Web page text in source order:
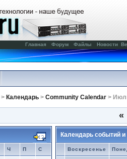
Главная Форум Файлы Новости
> Календарь > Community Calendar >
«
Ч П С
Календарь событий
Воскресенье